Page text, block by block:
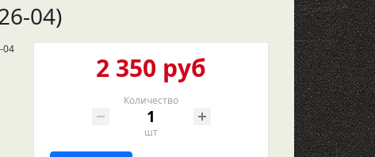
04)
04
2 350 руб
Количество
шт